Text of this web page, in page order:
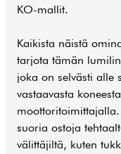
KO-mallit.
Kaikista näistä
tarjota tämän
joka on selvästi alle
vastaavasta
suoria ostoja
välittäjiltä, kuten